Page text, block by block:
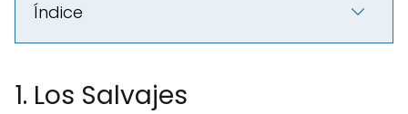
Índice
1. Los Salvajes